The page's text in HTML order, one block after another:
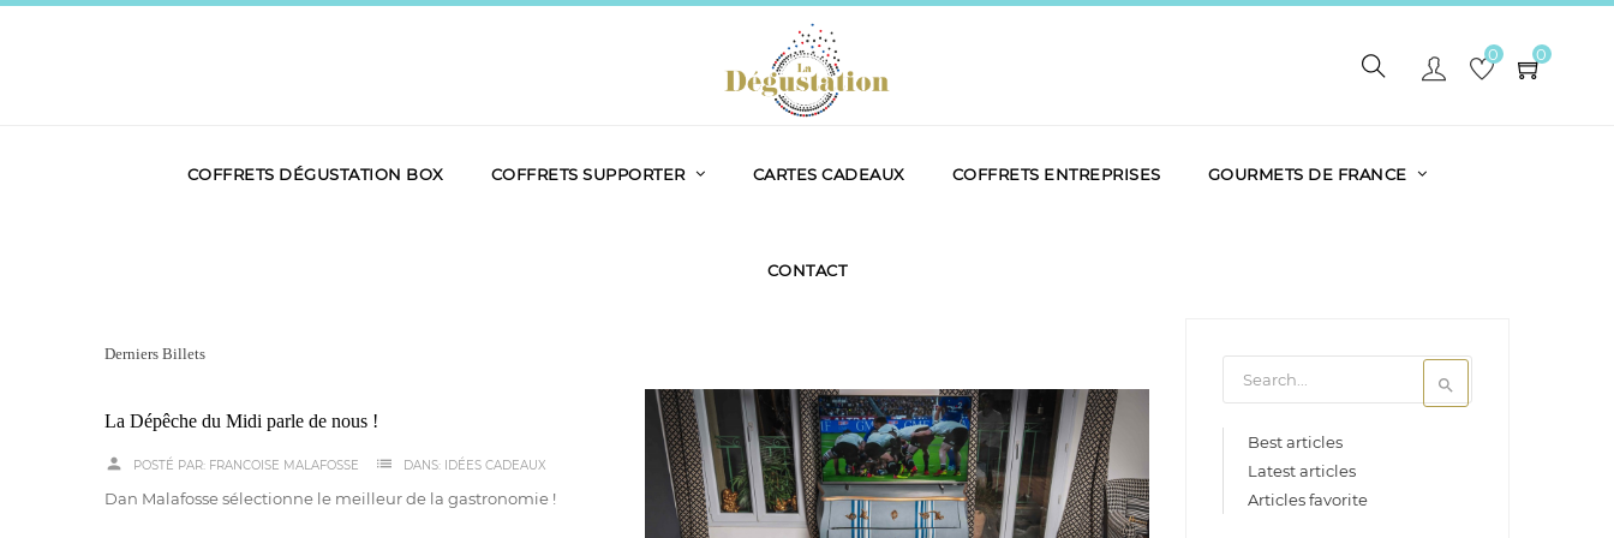
0 0
COFFRETS DÉGUSTATION BOX COFFRETS SUPPORTER CARTES CADEAUX COFFRETS ENTREPRISES GOURMETS DE FRANCE
CONTACT
Derniers Billets
La Dépêche du Midi parle de nous !
person POSTÉ PAR: FRANCOISE MALAFOSSE list DANS: IDÉES CADEAUX
Dan Malafosse sélectionne le meilleur de la gastronomie !

Best articles
Latest articles
Articles favorite